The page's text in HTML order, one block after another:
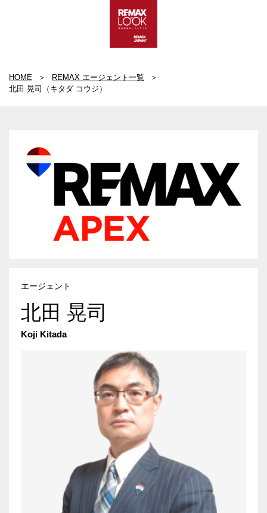
HOME
REMAX エージェント一覧
北田 晃司（キタダ コウジ）
エージェント
北田 晃司
Koji Kitada